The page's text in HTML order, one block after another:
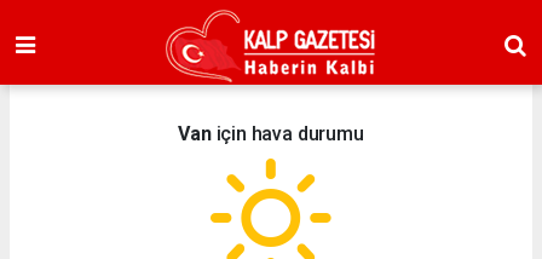
Vaniçin hava durumu